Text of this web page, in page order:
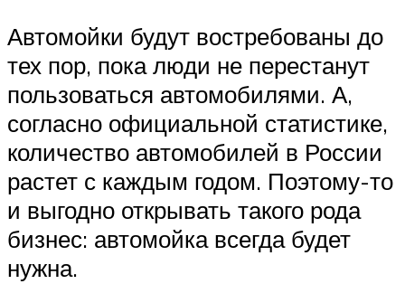
Автомойки будут востребованы до
тех пор, пока люди не перестанут
пользоваться автомобилями. А,
согласно официальной статистике,
количество автомобилей в России
растет с каждым годом. Поэтому-то
и выгодно открывать такого рода
бизнес: автомойка всегда будет
нужна.